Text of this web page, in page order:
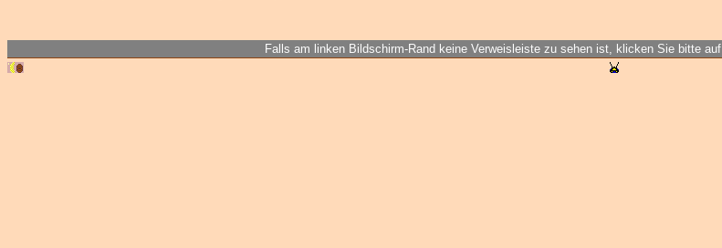
Falls am linken Bildschirm-Rand keine Verweisleiste zu sehen ist, klicken Sie bitte auf